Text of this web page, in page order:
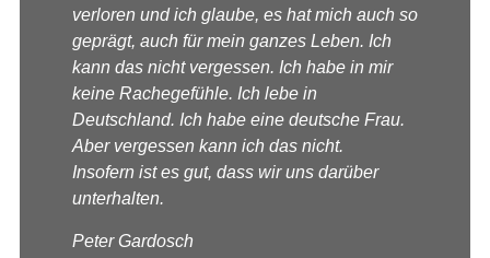
verloren und ich glaube, es hat mich auch so
geprägt, auch für mein ganzes Leben. Ich
kann das nicht vergessen. Ich habe in mir
keine Rachegefühle. Ich lebe in
Deutschland. Ich habe eine deutsche Frau.
Aber vergessen kann ich das nicht.
Insofern ist es gut, dass wir uns darüber
unterhalten.
Peter Gardosch